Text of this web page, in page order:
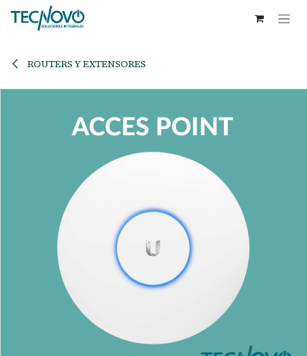
Ir al contenido
ROUTERS Y EXTENSORES